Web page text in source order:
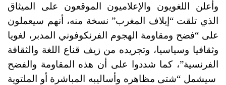
وأعلن اللغويون والإعلاميون الموقعون على الميثاق
الذي تلقت “إيلاف المغرب” نسخة منه، أنهم سيعملون
على “فضح ومقاومة الهجوم الفرنكوفوني المدبر، لغويا
وثقافيا وسياسيا، وتجريده من زيف قناع اللغة والثقافة
الفرنسية”، كما شددوا على أن هذه المقاومة والفضح
سيشمل “شتى مظاهره وأساليبه المباشرة أو الملتوية